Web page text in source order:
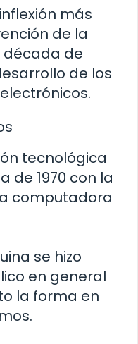
más
de la
década de
de los
tecnológica
de 1970 con la
computadora
se hizo
en general
la forma en